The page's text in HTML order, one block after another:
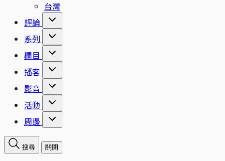
台灣
評論
系列
欄目
播客
影音
活動
周邊
搜尋 關閉